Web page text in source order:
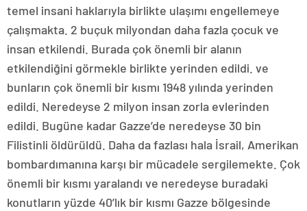
temel insani haklarıyla birlikte ulaşımı engellemeye
çalışmakta. 2 buçuk milyondan daha fazla çocuk ve
insan etkilendi. Burada çok önemli bir alanın
etkilendiğini görmekle birlikte yerinden edildi. ve
bunların çok önemli bir kısmı 1948 yılında yerinden
edildi. Neredeyse 2 milyon insan zorla evlerinden
edildi. Bugüne kadar Gazze’de neredeyse 30 bin
Filistinli öldürüldü. Daha da fazlası hala İsrail, Amerikan
bombardımanına karşı bir mücadele sergilemekte. Çok
önemli bir kısmı yaralandı ve neredeyse buradaki
konutların yüzde 40’lık bir kısmı Gazze bölgesinde